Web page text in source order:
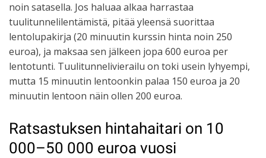
noin satasella. Jos haluaa alkaa harrastaa
tuulitunnelilentämistä, pitää yleensä suorittaa
lentolupakirja (20 minuutin kurssin hinta noin 250
euroa), ja maksaa sen jälkeen jopa 600 euroa per
lentotunti. Tuulitunnelivierailu on toki usein lyhyempi,
mutta 15 minuutin lentoonkin palaa 150 euroa ja 20
minuutin lentoon näin ollen 200 euroa.
Ratsastuksen hintahaitari on 10
000–50 000 euroa vuosi